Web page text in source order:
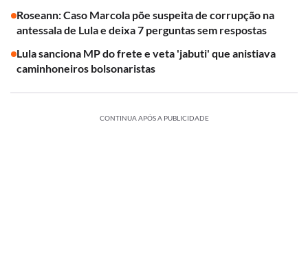
Roseann: Caso Marcola põe suspeita de corrupção na
antessala de Lula e deixa 7 perguntas sem respostas
Lula sanciona MP do frete e veta 'jabuti' que anistiava
caminhoneiros bolsonaristas
CONTINUA APÓS A PUBLICIDADE